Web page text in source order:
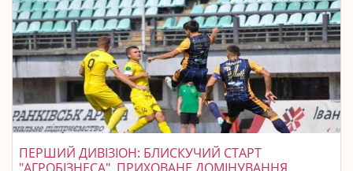
ПЕРШИЙ ДИВІЗІОН: БЛИСКУЧИЙ СТАРТ